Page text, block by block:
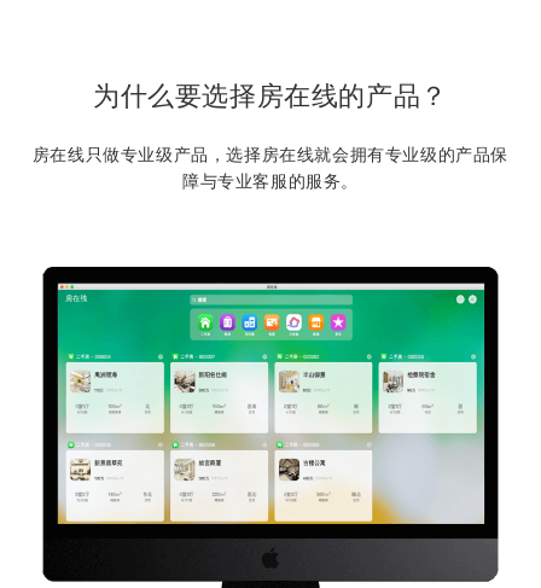
为什么要选择房在线的产品？
房在线只做专业级产品，选择房在线就会拥有专业级的产品保
障与专业客服的服务。